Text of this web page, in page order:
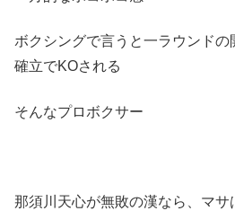
ボクシングで言うと一ラウンド
確立でKOされる
そんなプロボクサー
那須川天心が無敗の漢なら、マサ